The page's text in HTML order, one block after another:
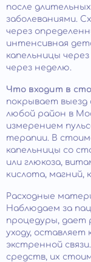
после
заболеваниями.
через
интенсивная
капельницы
через неделю.
Что входит в
покрывает выезд
любой район в
измерением
терапии. В
капельницы со
или глюкоза,
кислота, магний,
Расходные
Наблюдаем за
процедуры, дает
уходу,
экстренной
средств, их